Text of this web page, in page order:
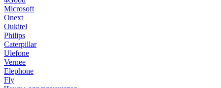
Microsoft
Onext
Oukitel
Philips
Caterpillar
Ulefone
Vernee
Elephone
Fly